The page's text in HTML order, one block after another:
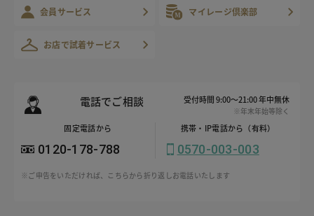
会員サービス マイレージ倶楽部
お店で試着サービス
電話でご相談 受付時間 9:00～21:00 年中無休
※年末年始等除く
固定電話から
0120-178-788
携帯・IP電話から（有料）
0570-003-003
※ご申告をいただければ、こちらから折り返しお電話いたします